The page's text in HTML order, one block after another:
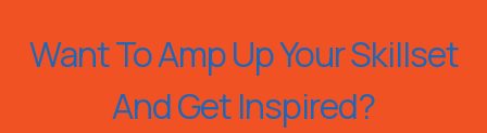
Want To Amp Up Your Skillset
And Get Inspired?